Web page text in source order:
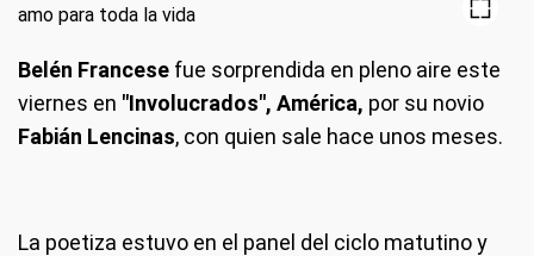
Belén Francese fue sorprendida en pleno aire este
viernes en "Involucrados", América, por su novio
Fabián Lencinas, con quien sale hace unos meses.
La poetiza estuvo en el panel del ciclo matutino y